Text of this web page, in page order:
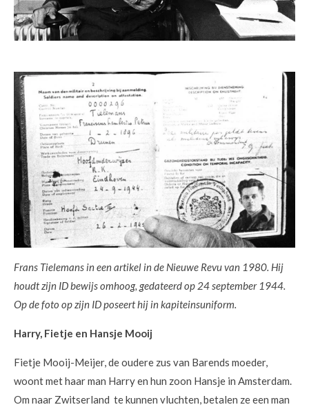
Frans Tielemans in een artikel in de Nieuwe Revu van 1980. Hij
houdt zijn ID bewijs omhoog, gedateerd op 24 september 1944.
Op de foto op zijn ID poseert hij in kapiteinsuniform.
Harry, Fietje en Hansje Mooij
Fietje Mooij-Meijer, de oudere zus van Barends moeder,
woont met haar man Harry en hun zoon Hansje in Amsterdam.
Om naar Zwitserland te kunnen vluchten, betalen ze een man